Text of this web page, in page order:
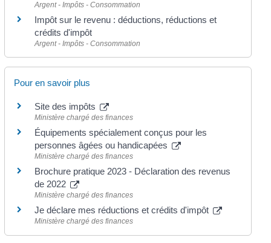
Argent - Impôts - Consommation
Impôt sur le revenu : déductions, réductions et
crédits d'impôt
Argent - Impôts - Consommation
Pour en savoir plus
Site des impôts
Ministère chargé des finances
Équipements spécialement conçus pour les
personnes âgées ou handicapées
Ministère chargé des finances
Brochure pratique 2023 - Déclaration des revenus
de 2022
Ministère chargé des finances
Je déclare mes réductions et crédits d'impôt
Ministère chargé des finances